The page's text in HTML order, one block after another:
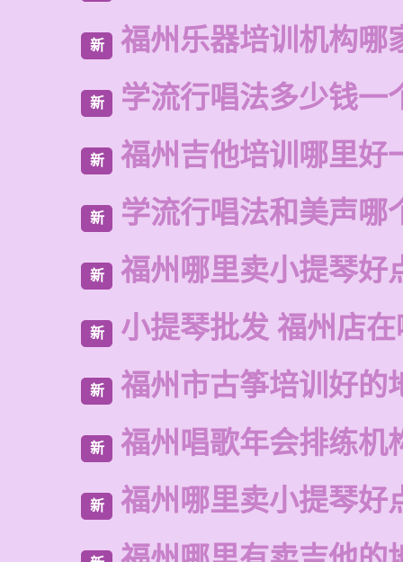
新 福州乐器培训机构哪
新 学流行唱法多少钱一
新 福州吉他培训哪里好
新 学流行唱法和美声哪
新 福州哪里卖小提琴好
新 小提琴批发 福州店
新 福州市古筝培训好的
新 福州唱歌年会排练机
新 福州哪里卖小提琴好